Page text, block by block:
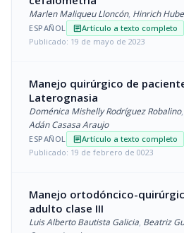
Marlen Maliqueu Lloncón, Hinrich
ESPAÑOL articleArtículo a texto completo
Publicado: 19 de mayo de 2023
Manejo quirúrgico de
Laterognasia
Doménica Mishelly Rodríguez Robalino,
Adán Casasa Araujo
ESPAÑOL articleArtículo a texto completo
Publicado: 19 de febrero de 0023
Manejo ortodóncico-
adulto clase III
Luis Alberto Bautista Galicia, Beatriz